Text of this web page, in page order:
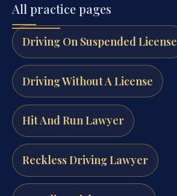
All practice pages
Driving On Suspended License
Driving Without A License
Hit And Run Lawyer
Reckless Driving Lawyer